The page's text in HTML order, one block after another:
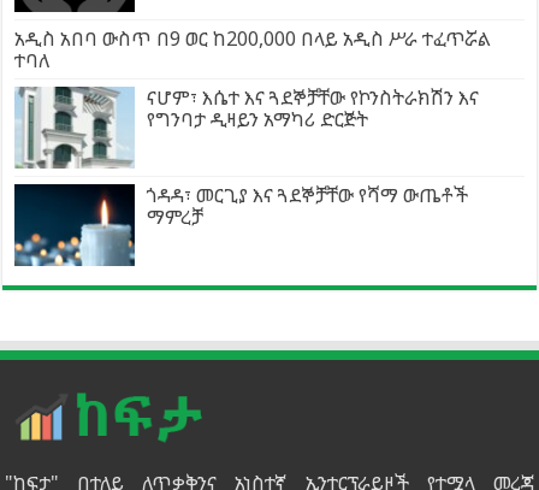
አዲስ አበባ ውስጥ በ9 ወር ከ200,000 በላይ አዲስ ሥራ ተፈጥሯል
ተባለ
ናሆም፣ እሴተ እና ጓደኞቻቸው የኮንስትራክሽን እና
የግንባታ ዲዛይን አማካሪ ድርጅት
ጎዳዳ፣ መርጊያ እና ጓደኞቻቸው የሻማ ውጤቶች
ማምረቻ
"ከፍታ" በተለይ ለጥቃቅንና አነስተኛ ኢንተርፕራይዞች የተሟላ መረጃ